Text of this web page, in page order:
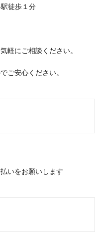
徒歩１分
軽にご相談ください。
ご安心ください。
いをお願いします